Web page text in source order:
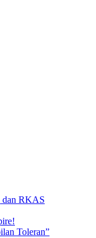
dan RKAS
Toleran”